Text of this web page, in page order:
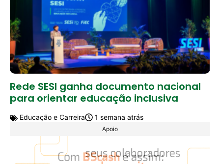
Rede SESI ganha documento nacional
para orientar educação inclusiva
Educação e Carreira 1 semana atrás
Apoio